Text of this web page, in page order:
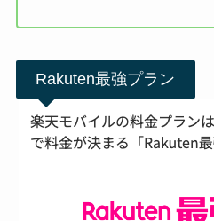
Rakuten最強プラン